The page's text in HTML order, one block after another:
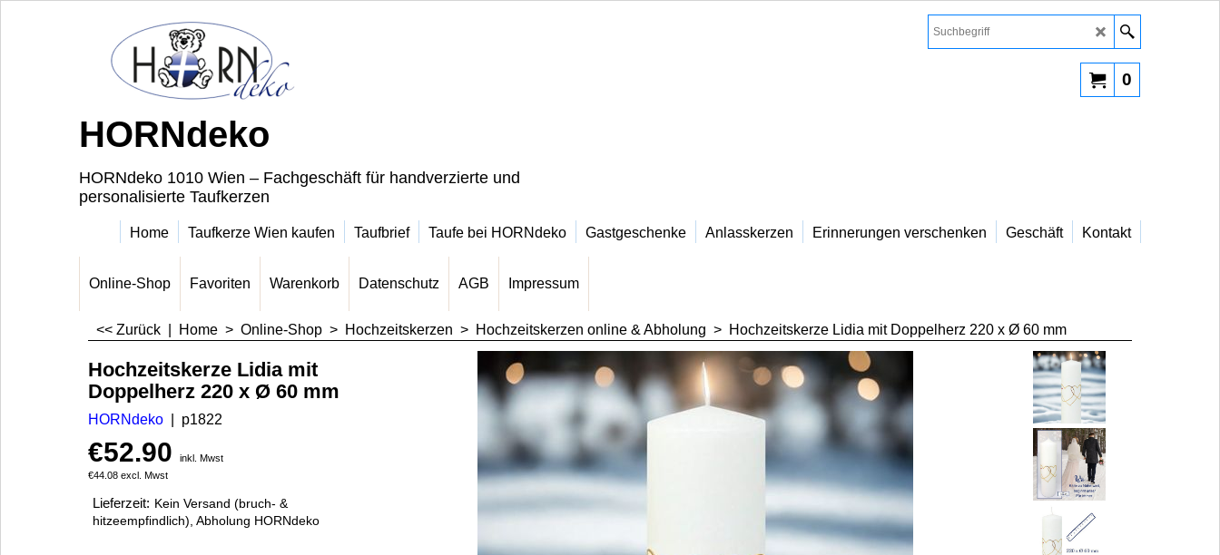
HORNdeko
HORNdeko 1010 Wien – Fachgeschäft für handverzierte und
personalisierte Taufkerzen
0
Home Taufkerze Wien kaufen Taufbrief Taufe bei HORNdeko Gastgeschenke Anlasskerzen Erinnerungen verschenken Geschäft Kontakt
Online-Shop Favoriten Warenkorb Datenschutz AGB Impressum
<< Zurück Home > Online-Shop > Hochzeitskerzen > Hochzeitskerzen online & Abholung > Hochzeitskerze Lidia mit Doppelherz 220 x Ø 60 mm
Hochzeitskerze Lidia mit
Doppelherz 220 x Ø 60 mm
HORNdeko p1822
€52.90
inkl. Mwst
€44.08 excl. Mwst
Lieferzeit: Kein Versand (bruch- &
hitzeempfindlich), Abholung HORNdeko